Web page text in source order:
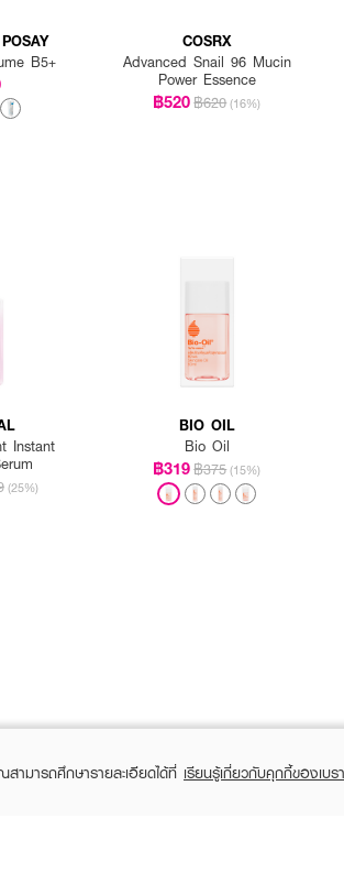
B5+
COSRX
Advanced Snail 96 Mucin
Power Essence
฿520฿620 (16%)
Instant
(25%)
BIO OIL
Bio Oil
฿319฿375 (15%)
ามารถศึกษารายละเอียดได้ที่ เรียนรู้เกี่ยวกับคุกกี้ของเบร